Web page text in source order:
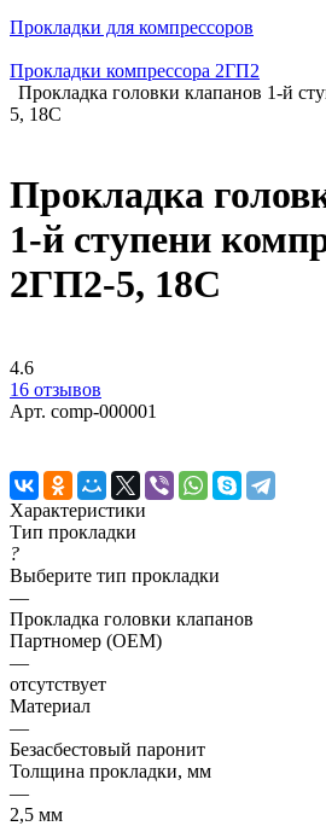
Прокладки для компрессоров
Прокладки компрессора 2ГП2
Прокладка головки клапанов 1-й
5, 18С
Прокладка
1-й ступени
2ГП2-5, 18С
4.6
16 отзывов
Арт. comp-000001
Характеристики
Тип прокладки
?
Выберите тип прокладки
—
Прокладка головки клапанов
Партномер (OEM)
—
отсутствует
Материал
—
Безасбестовый паронит
Толщина прокладки, мм
—
2,5 мм